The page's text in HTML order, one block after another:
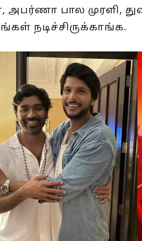
அபர்ணா பால முரளி,
நடிச்சிருக்காங்க.